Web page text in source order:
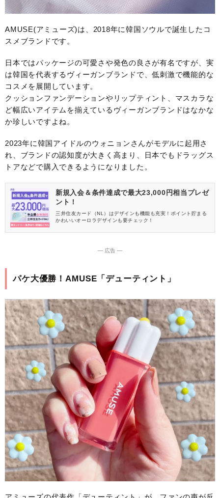
AMUSE(アミューズ)は、2018年に韓国ソウルで誕生したコ
スメブランドです。
日本ではパッケージの可愛さや発色の良さが有名ですが、実
は韓国を代表するヴィーガンブランドで、低刺激で機能的な
コスメを展開しています。
クッションファンデーションやリップティント、マスカラな
ど幅広いアイテムを揃えているヴィーガンブランドはなかな
か珍しいですよね。
2023年に韓国アイドルのウォニョンさんがモデルに起用さ
れ、ブランドの認知度が大きく高まり、日本でもドラッグス
トアなどで購入できるようになりました。
新規入会＆条件達成で最大23,000円相当プレゼ
ント！
三井住友カード（NL）はデザインも機能も充実！ポイント貯まる
かわいいオーロラデザインも要チェック！
― 広告 ―
パケ大優勝！AMUSE「デューティント」